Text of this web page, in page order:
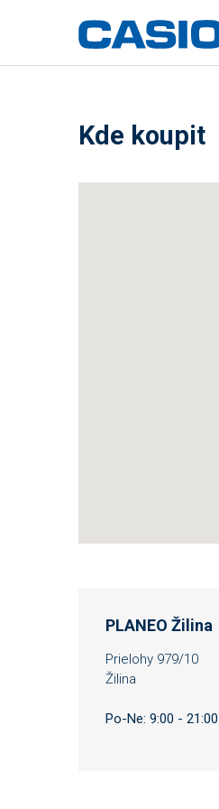
Kde koupit
PLANEO Žilina
Prielohy 979/10
Žilina
Po-Ne: 9:00 - 21:00